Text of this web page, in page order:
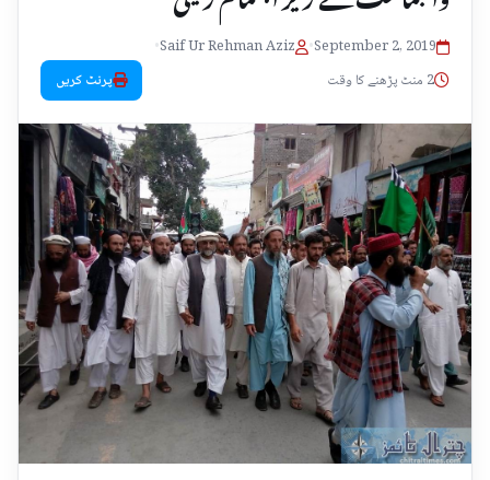
September 2, 2019
•
Saif Ur Rehman Aziz
•
2 منٹ پڑھنے کا وقت
پرنٹ کریں